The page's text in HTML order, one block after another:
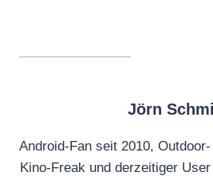
Jörn
Android-Fan seit 2010,
Kino-Freak und derzeitiger